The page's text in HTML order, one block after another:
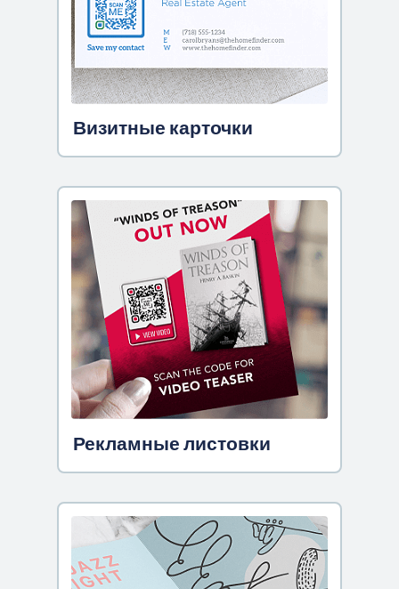
Визитные карточки
Рекламные листовки